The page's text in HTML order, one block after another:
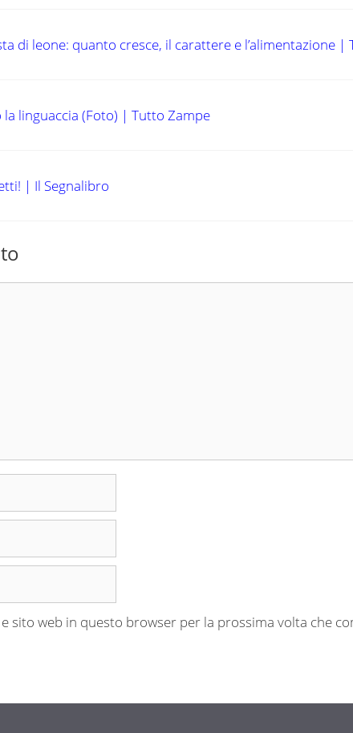
di leone: quanto cresce, il carattere e l’alimentazione |
la linguaccia (Foto) | Tutto Zampe
| Il Segnalibro
sito web in questo browser per la prossima volta che